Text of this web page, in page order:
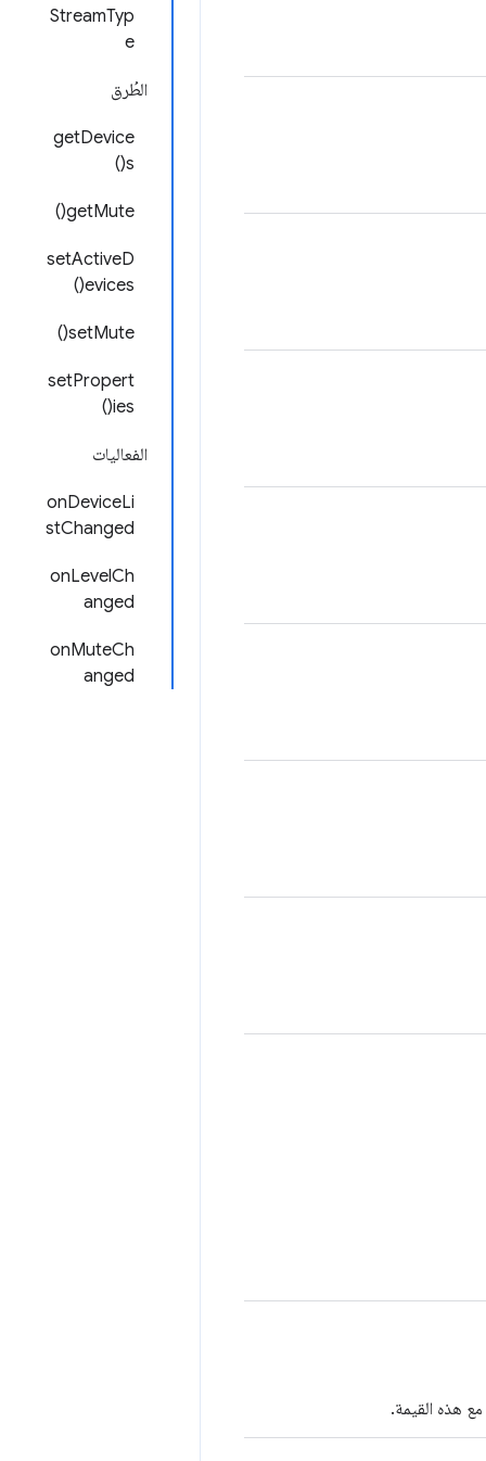
StreamTyp
e
الطُرق
getDevice
s()
getMute()
setActiveD
evices()
setMute()
setPropert
ies()
الفعاليات
onDeviceLi
stChanged
onLevelCh
anged
onMuteCh
anged
هذه القيمة.